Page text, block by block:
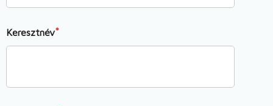
Keresztnév